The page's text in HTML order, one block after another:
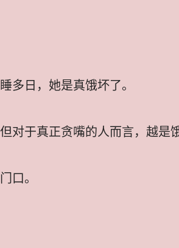
多日，她是真饿坏了。
对于真正贪嘴的人而言，越是
口。